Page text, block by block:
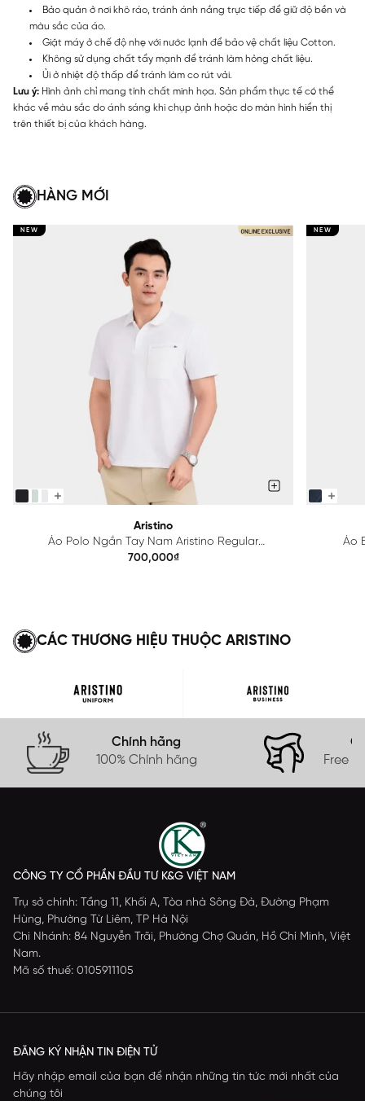
Bảo quản ở nơi khô ráo, tránh ánh nắng trực tiếp để giữ độ bền và
màu sắc của áo.
Giặt máy ở chế độ nhẹ với nước lạnh để bảo vệ chất liệu Cotton.
Không sử dụng chất tẩy mạnh để tránh làm hỏng chất liệu.
Ủi ở nhiệt độ thấp để tránh làm co rút vải.
Lưu ý: Hình ảnh chỉ mang tính chất minh họa. Sản phẩm thực tế có thể
khác về màu sắc do ánh sáng khi chụp ảnh hoặc do màn hình hiển thị
trên thiết bị của khách hàng.
HÀNG MỚI
NEW
Aristino
Áo Polo Ngắn Tay Nam Aristino Regular
APS615EDP01
700,000₫
NEW
Áo
CÁC THƯƠNG HIỆU THUỘC ARISTINO
Chính hãng
100% Chính hãng
Free
CÔNG TY CỔ PHẦN ĐẦU TƯ K&G VIỆT NAM
Trụ sở chính: Tầng 11, Khối A, Tòa nhà Sông Đà, Đường Phạm
Hùng, Phường Từ Liêm, TP Hà Nội
Chi Nhánh: 84 Nguyễn Trãi, Phường Chợ Quán, Hồ Chí Minh, Việt
Nam.
Mã số thuế: 0105911105
ĐĂNG KÝ NHẬN TIN ĐIỆN TỬ
Hãy nhập email của bạn để nhận những tin tức mới nhất của
chúng tôi